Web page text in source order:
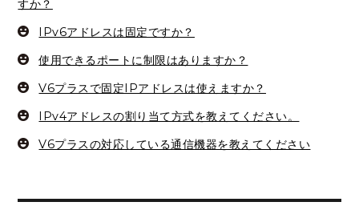
すか？
IPv6アドレスは固定ですか？
使用できるポートに制限はありますか？
V6プラスで固定IPアドレスは使えますか？
IPv4アドレスの割り当て方式を教えてください。
V6プラスの対応している通信機器を教えてください